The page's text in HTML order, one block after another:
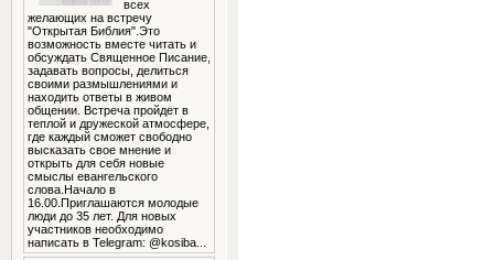
всех
желающих на встречу
"Открытая Библия".Это
возможность вместе читать и
обсуждать Священное Писание,
задавать вопросы, делиться
своими размышлениями и
находить ответы в живом
общении. Встреча пройдет в
теплой и дружеской атмосфере,
где каждый сможет свободно
высказать свое мнение и
открыть для себя новые
смыслы евангельского
слова.Начало в
16.00.Приглашаются молодые
люди до 35 лет. Для новых
участников необходимо
написать в Telegram: @kosiba...